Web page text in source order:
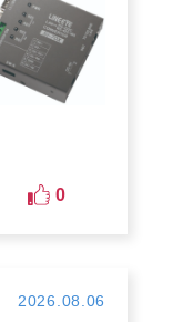
0
2026.08.06